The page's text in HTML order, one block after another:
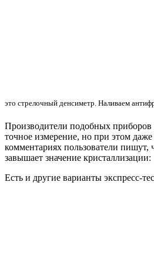
это стрелочный денсиметр. Наливаем
Производители подобных
точное измерение, но при этом даже
комментариях пользователи пишут,
завышает значение кристаллизации:
Есть и другие варианты экспресс-